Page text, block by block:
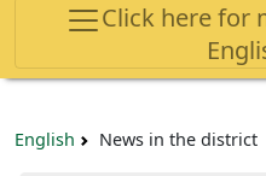
Click here for
English News in the district